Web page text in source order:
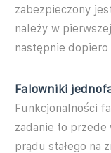
zabezpieczony
należy w
następnie
Falowniki
Funkcjonalności
zadanie to przede
prądu stałego na